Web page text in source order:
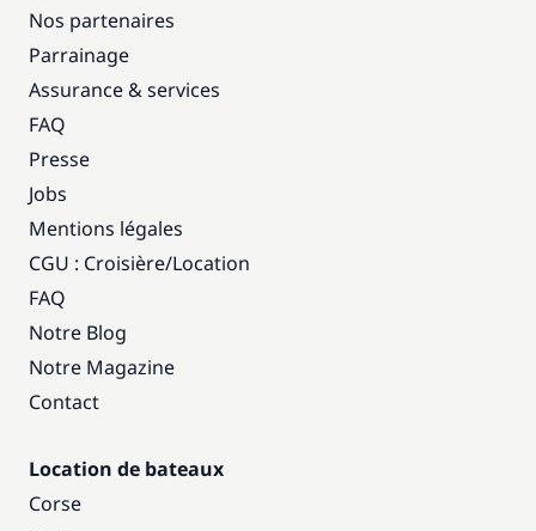
Nos partenaires
Parrainage
Assurance & services
FAQ
Presse
Jobs
Mentions légales
CGU : Croisière/Location
FAQ
Notre Blog
Notre Magazine
Contact
Location de bateaux
Corse